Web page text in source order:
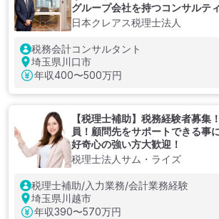
グループ会社を持つコンサルテ
日本クレアス税理士法人
税務会計コンサルタント
埼玉県川口市
年収400〜500万円
【税理士補助】税務経験者募集
員！顧問先をサポートできる事
好奇心の強い方大歓迎！
税理士法人サム・ライズ
税理士補助/入力業務/会計業務経験
埼玉県川越市
年収390〜570万円